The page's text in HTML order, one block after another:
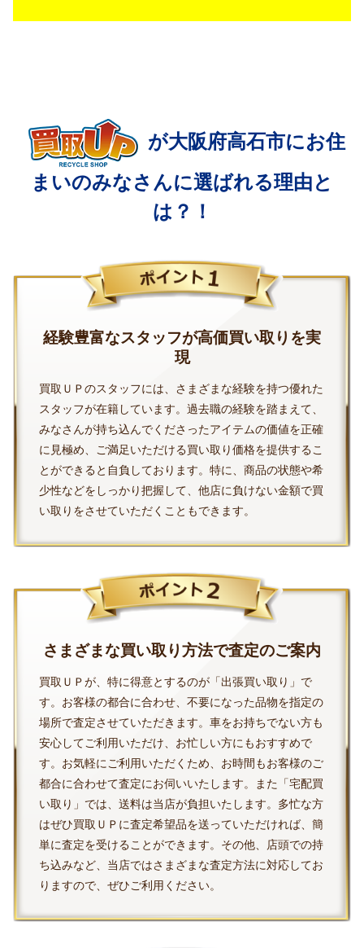
が大阪府高石市にお住
まいのみなさんに選ばれる理由と
は？！
経験豊富なスタッフが高価買い取りを実
現
買取ＵＰのスタッフには、さまざまな経験を持つ優れた
スタッフが在籍しています。過去職の経験を踏まえて、
みなさんが持ち込んでくださったアイテムの価値を正確
に見極め、ご満足いただける買い取り価格を提供するこ
とができると自負しております。特に、商品の状態や希
少性などをしっかり把握して、他店に負けない金額で買
い取りをさせていただくこともできます。
さまざまな買い取り方法で査定のご案内
買取ＵＰが、特に得意とするのが「出張買い取り」で
す。お客様の都合に合わせ、不要になった品物を指定の
場所で査定させていただきます。車をお持ちでない方も
安心してご利用いただけ、お忙しい方にもおすすめで
す。お気軽にご利用いただくため、お時間もお客様のご
都合に合わせて査定にお伺いいたします。また「宅配買
い取り」では、送料は当店が負担いたします。多忙な方
はぜひ買取ＵＰに査定希望品を送っていただければ、簡
単に査定を受けることができます。その他、店頭での持
ち込みなど、当店ではさまざまな査定方法に対応してお
りますので、ぜひご利用ください。